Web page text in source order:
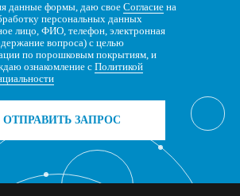
данные формы, даю свое Согласие на
персональных данных
лицо, ФИО, телефон, электронная
вопроса) с целью
по порошковым покрытиям, и
ознакомление с Политикой
ОТПРАВИТЬ ЗАПРОС